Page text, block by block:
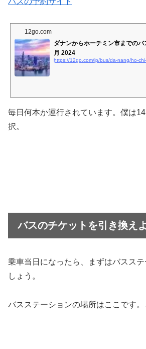
12go.com
ダナンからホーチミン市までの
月 2024
https://12go.com/jp/bus/da-nang/ho-
毎日何本か運行されています。僕は
択。
バスのチケットを引き換え
乗車当日になったら、まずはバスス
しょう。
バスステーションの場所はここです。